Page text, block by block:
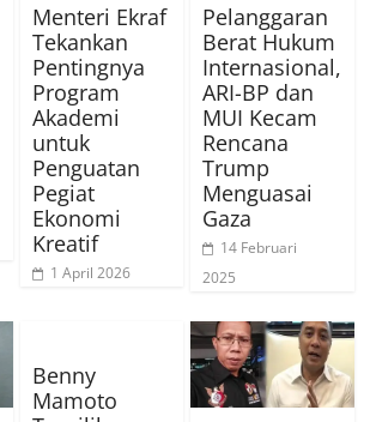
Menteri Ekraf
Tekankan
Pentingnya
Program
Akademi
untuk
Penguatan
Pegiat
Ekonomi
Kreatif
1 April 2026
Pelanggaran
Berat Hukum
Internasional,
ARI-BP dan
MUI Kecam
Rencana
Trump
Menguasai
Gaza
14 Februari
2025
Benny
Mamoto